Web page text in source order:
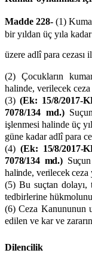
Madde 228- (1)
bir yıldan üç yıla
üzere adlî para cezası
(2) Çocukların
halinde, verilecek ceza
(3)(Ek: 15/8/2017-
7078/134 md.)
işlenmesi halinde üç
güne kadar adlî para
(4) (Ek: 15/8/2017-
7078/134 md.)
halinde, verilecek ceza
(5) Bu suçtan dolayı,
tedbirlerine
(6) Ceza Kanununun
edilen ve kar ve
Dilencilik